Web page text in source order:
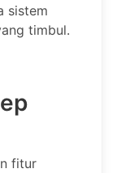
sistem
timbul.
fitur